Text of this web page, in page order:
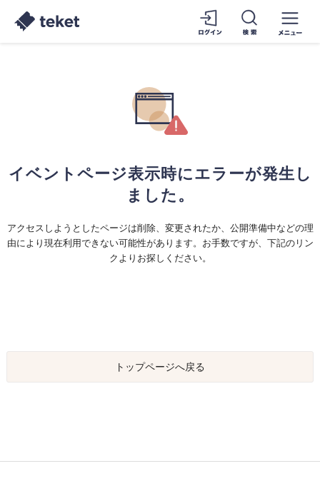
イベントページ表示時にエラーが発生し
ました。
アクセスしようとしたページは削除、変更されたか、公開準備中などの理
由により現在利用できない可能性があります。お手数ですが、下記のリン
クよりお探しください。
トップページへ戻る